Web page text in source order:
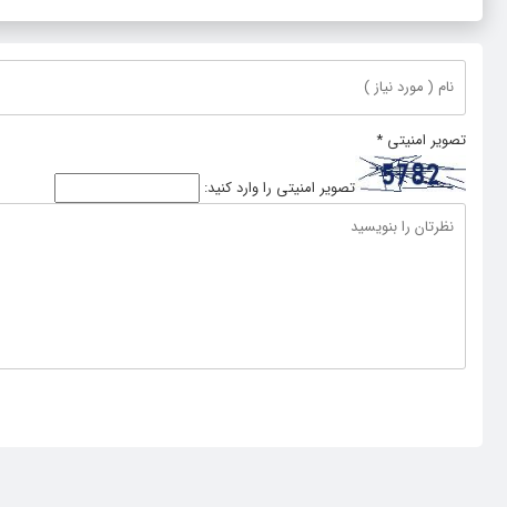
تصویر امنیتی *
تصویر امنیتی را وارد کنید: